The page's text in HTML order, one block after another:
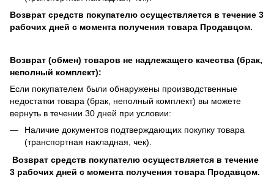
Возврат средств покупателю осуществляется в течение 3
рабочих дней с момента получения товара Продавцом.
Возврат (обмен) товаров не надлежащего качества (брак,
неполный комплект):
Если покупателем были обнаружены производственные
недостатки товара (брак, неполный комплект) вы можете
вернуть в течении 30 дней при условии:
Наличие документов подтверждающих покупку товара
(транспортная накладная, чек).
Возврат средств покупателю осуществляется в течение
3 рабочих дней с момента получения товара Продавцом.